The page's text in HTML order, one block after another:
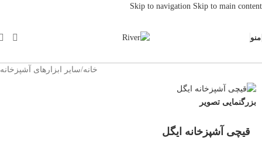
Skip to navigation Skip to main content
منو
خانه/سایر ابزارهای آشپزخانه
بزرگنمایی تصویر
قیچی آشپزخانه ایگل